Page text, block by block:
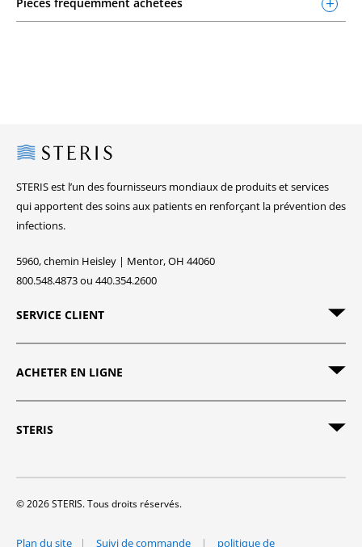
Steris
STERIS est l’un des fournisseurs mondiaux de produits et services
qui apportent des soins aux patients en renforçant la prévention des
infections.
5960, chemin Heisley | Mentor, OH 44060
800.548.4873 ou 440.354.2600
SERVICE CLIENT
ACHETER EN LIGNE
STERIS
© 2026 STERIS. Tous droits réservés.
Plan du site Suivi de commande politique de